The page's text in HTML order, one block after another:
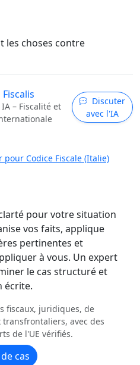
les choses contre
– Fiscalité et
Discuter
avec l'IA
pour Codice Fiscale (Italie)
pour votre situation
vos faits, applique
pertinentes et
à vous. Un expert
le cas structuré et
écrite.
fiscaux, juridiques, de
avec des
de l'UE vérifiés.
cas